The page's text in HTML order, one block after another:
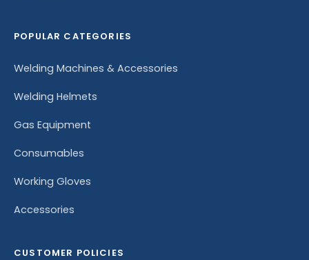
POPULAR CATEGORIES
Welding Machines & Accessories
Welding Helmets
Gas Equipment
Consumables
Working Gloves
Accessories
CUSTOMER POLICIES